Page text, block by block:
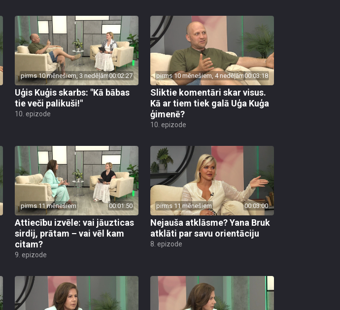
pirms 10 mēnešiem, 3 nedēļām00:02:27
Uģis Kuģis skarbs: "Kā bābas
tie veči palikuši!"
10. epizode
pirms 10 mēnešiem, 4 nedēļām00:03:18
Sliktie komentāri skar visus.
Kā ar tiem tiek galā Uģa Kuģa
ģimenē?
10. epizode
pirms 11 mēnešiem 00:01:50
Attiecību izvēle: vai jāuzticas
sirdij, prātam – vai vēl kam
citam?
9. epizode
pirms 11 mēnešiem 00:03:00
Nejauša atklāsme? Yana Bruk
atklāti par savu orientāciju
8. epizode